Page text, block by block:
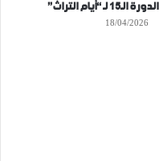
الدورة الـ15 لـ “أيام التراث”
18/04/2026